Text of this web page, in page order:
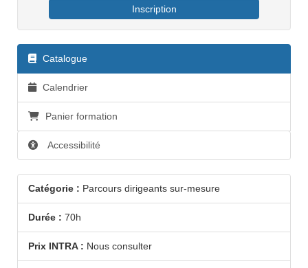
le 17/11/27 de 09h00 à 12h00 et de 13h00 à
17h00
le 25/01/28 de 14h00 à 17h30
17h00
17h00
Inscription
Catalogue
Calendrier
Panier formation
Accessibilité
Catégorie : Parcours dirigeants sur-mesure
Durée : 70h
Prix INTRA : Nous consulter